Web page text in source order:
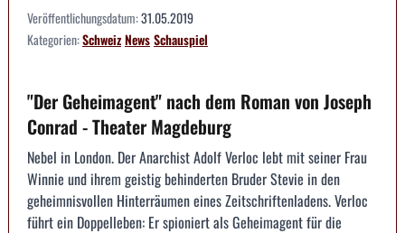
Veröffentlichungsdatum:31.05.2019
Kategorien:SchweizNewsSchauspiel
"Der Geheimagent" nach dem Roman von Joseph
Conrad - Theater Magdeburg
Nebel in London. Der Anarchist Adolf Verloc lebt mit seiner Frau
Winnie und ihrem geistig behinderten Bruder Stevie in den
geheimnisvollen Hinterräumen eines Zeitschriftenladens. Verloc
führt ein Doppelleben: Er spioniert als Geheimagent für die